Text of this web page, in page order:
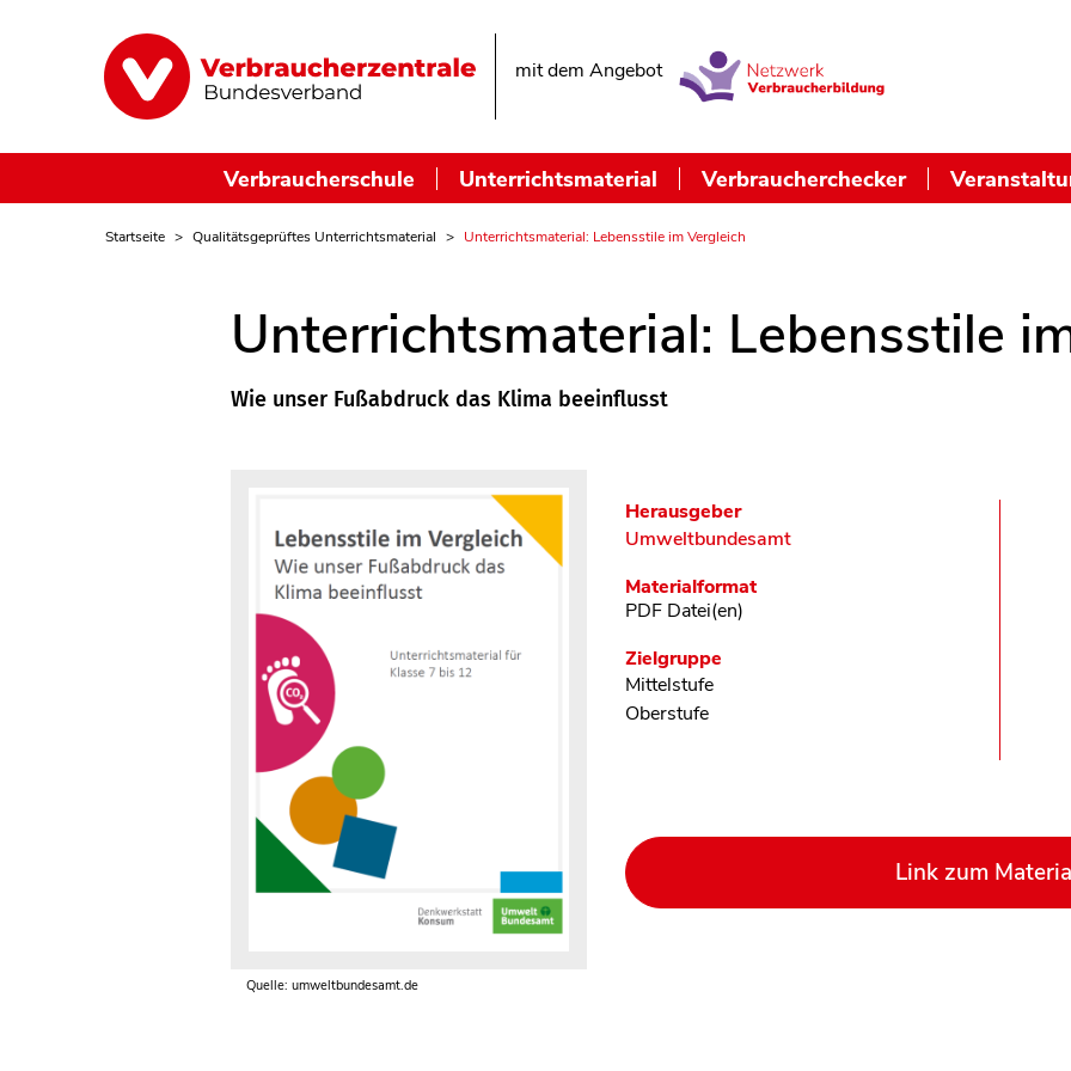
mit dem Angebot
Verbraucherschule Unterrichtsmaterial Verbraucherchecker
Startseite Qualitätsgeprüftes Unterrichtsmaterial Unterrichtsmaterial: Lebensstile im Vergleich
Unterrichtsmaterial: Lebensstile
Wie unser Fußabdruck das Klima beeinflusst
Quelle: umweltbundesamt.de
Herausgeber
Umweltbundesamt
Materialformat
PDF Datei(en)
Zielgruppe
Mittelstufe
Oberstufe
Link zum